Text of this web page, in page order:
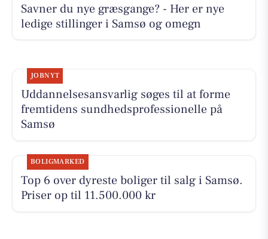
Savner du nye græsgange? - Her er nye
ledige stillinger i Samsø og omegn
JOBNYT
Uddannelsesansvarlig søges til at forme
fremtidens sundhedsprofessionelle på
Samsø
BOLIGMARKED
Top 6 over dyreste boliger til salg i Samsø.
Priser op til 11.500.000 kr